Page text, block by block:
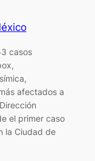
casos
afectados a
el primer caso
la Ciudad de